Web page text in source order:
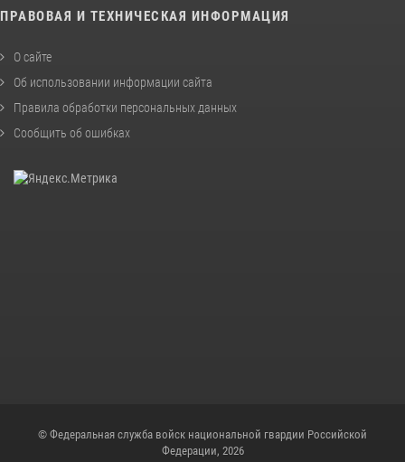
ПРАВОВАЯ И ТЕХНИЧЕСКАЯ ИНФОРМАЦИЯ
О сайте
Об использовании информации сайта
Правила обработки персональных данных
Сообщить об ошибках
© Федеральная служба войск национальной гвардии Российской
Федерации, 2026